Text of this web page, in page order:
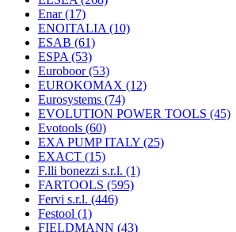
Enar(17)
ENOITALIA (10)
ESAB (61)
ESPA (53)
Euroboor(53)
EUROKOMAX (12)
Eurosystems (74)
EVOLUTION POWER TOOLS (45)
Evotools (60)
EXA PUMP ITALY (25)
EXACT (15)
F.lli bonezzi s.r.l. (1)
FARTOOLS (595)
Fervi s.r.l. (446)
Festool (1)
FIELDMANN (43)